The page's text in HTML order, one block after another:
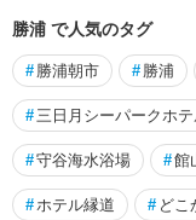
勝浦 で人気のタグ
# 勝浦朝市 # 勝浦
# 三日月シーパークホ
#守谷海水浴場 #館
# ホテル縁道 # どこ